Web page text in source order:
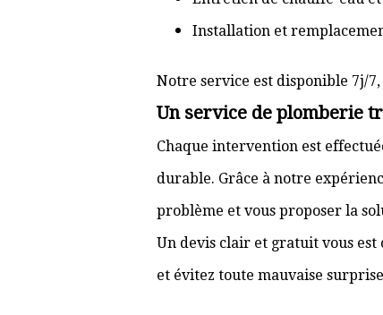
Installation et
Notre service est disponible 7j/
Un service de plomberie
Chaque intervention est
durable. Grâce à notre
problème et vous proposer la
Un devis clair et gratuit vous est
et évitez toute mauvaise